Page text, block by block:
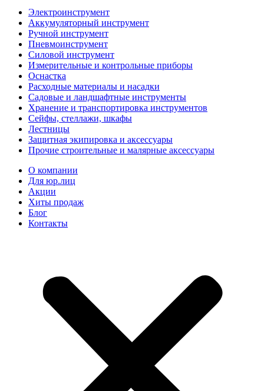
Электроинструмент
Аккумуляторный инструмент
Ручной инструмент
Пневмоинструмент
Силовой инструмент
Измерительные и контрольные приборы
Оснастка
Расходные материалы и насадки
Садовые и ландшафтные инструменты
Хранение и транспортировка инструментов
Сейфы, стеллажи, шкафы
Лестницы
Защитная экипировка и аксессуары
Прочие строительные и малярные аксессуары
О компании
Для юр.лиц
Акции
Хиты продаж
Блог
Контакты